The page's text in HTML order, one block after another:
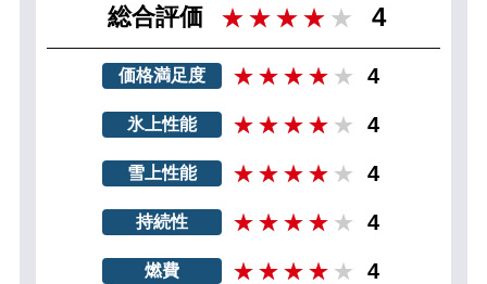
総合評価 4
価格満足度 4
氷上性能 4
雪上性能 4
持続性 4
燃費 4